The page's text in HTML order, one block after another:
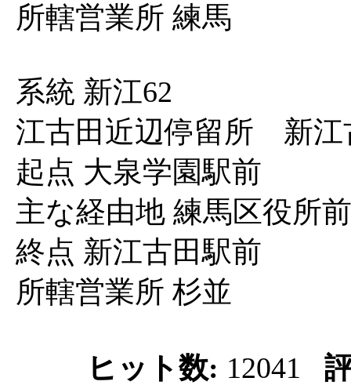
所轄営業所 練馬
系統 新江62
江古田近辺停留所 新江
起点 大泉学園駅前
主な経由地 練馬区役所
終点 新江古田駅前
所轄営業所 杉並
ヒット数: 12041